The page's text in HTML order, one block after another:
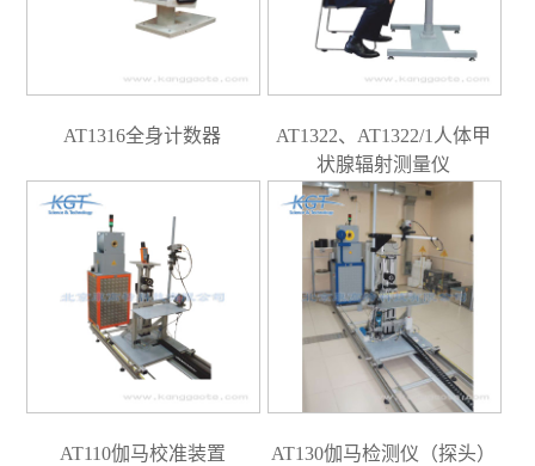
AT1316全身计数器
AT1322、AT1322/1人体甲
状腺辐射测量仪
AT110伽马校准装置
AT130伽马检测仪（探头）